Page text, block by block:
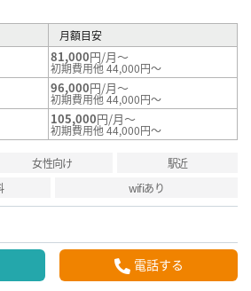
月額目安
81,000円/月～
初期費用他 44,000円～
96,000円/月～
初期費用他 44,000円～
105,000円/月～
初期費用他 44,000円～
女性向け
駅近
wifiあり
電話する